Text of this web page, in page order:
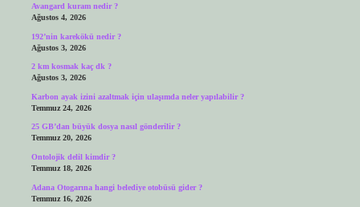
Avangard kuram nedir ?
Ağustos 4, 2026
192’nin karekökü nedir ?
Ağustos 3, 2026
2 km kosmak kaç dk ?
Ağustos 3, 2026
Karbon ayak izini azaltmak için ulaşımda neler yapılabilir ?
Temmuz 24, 2026
25 GB’dan büyük dosya nasıl gönderilir ?
Temmuz 20, 2026
Ontolojik delil kimdir ?
Temmuz 18, 2026
Adana Otogarına hangi belediye otobüsü gider ?
Temmuz 16, 2026